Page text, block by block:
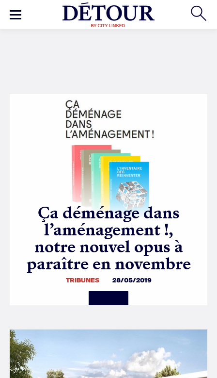
Ça déménage dans
l’aménagement !,
notre nouvel opus à
paraître en novembre
TRIBUNES 28/05/2019